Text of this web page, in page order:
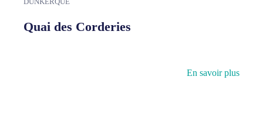
Quai des Corderies
En savoir plus